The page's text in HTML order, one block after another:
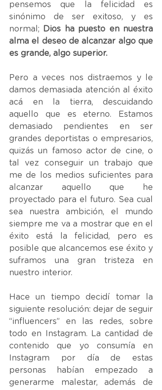
pensemos que la felicidad es
sinónimo de ser exitoso, y es
normal;
Dios ha puesto en nuestra
alma el deseo de alcanzar algo que
es grande, algo superior.
Pero a veces nos distraemos y le
damos demasiada atención al éxito
acá en la tierra, descuidando
aquello que es eterno. Estamos
demasiado pendientes en ser
grandes deportistas o empresarios,
quizás un famoso actor de cine, o
tal vez conseguir un trabajo que
me de los medios suficientes para
alcanzar aquello que he
proyectado para el futuro. Sea cual
sea nuestra ambición, el mundo
siempre me va a mostrar que en el
éxito está la felicidad, pero es
posible que alcancemos ese éxito y
suframos una gran tristeza en
nuestro interior.
Hace un tiempo decidí tomar la
siguiente resolución: dejar de seguir
“influencers” en las redes, sobre
todo en Instagram. La cantidad de
contenido que yo consumía en
Instagram por día de estas
personas habían empezado a
generarme malestar, además de